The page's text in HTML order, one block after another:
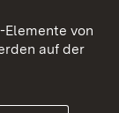
von
auf der